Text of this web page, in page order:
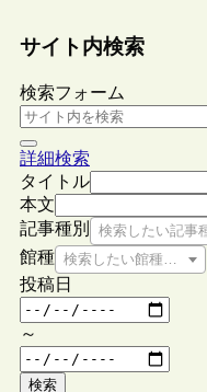
サイト内検索
検索フォーム
詳細検索
タイトル
本文
記事種別
検索したい記事
館種 検索したい館種を選択
投稿日
～
検索